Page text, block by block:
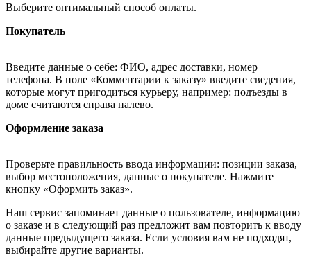
Выберите оптимальный способ оплаты.
Покупатель
Введите данные о себе: ФИО, адрес доставки, номер
телефона. В поле «Комментарии к заказу» введите сведения,
которые могут пригодиться курьеру, например: подъезды в
доме считаются справа налево.
Оформление заказа
Проверьте правильность ввода информации: позиции заказа,
выбор местоположения, данные о покупателе. Нажмите
кнопку «Оформить заказ».
Наш сервис запоминает данные о пользователе, информацию
о заказе и в следующий раз предложит вам повторить к вводу
данные предыдущего заказа. Если условия вам не подходят,
выбирайте другие варианты.